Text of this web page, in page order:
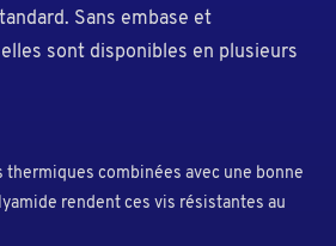
Sans embase et
sont disponibles en plusieurs
combinées avec une bonne
rendent ces vis résistantes au